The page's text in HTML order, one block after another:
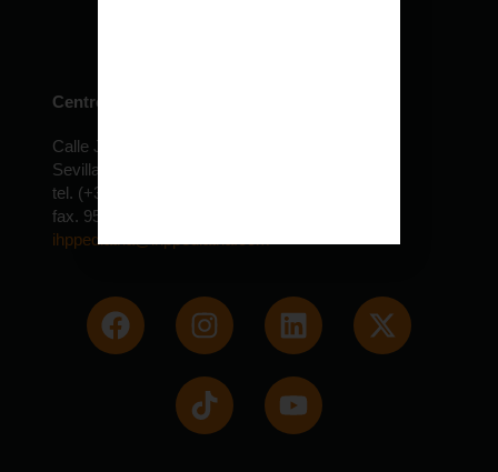
Centro de especialidades pediátricas
Calle Jardín de la Isla, 6 Edificio Expolocal
Sevilla – ESPAÑA
tel. (+34) 954 610 022 – 30 lineas
fax. 954 690 155
ihppediatria@ihppediatria.com